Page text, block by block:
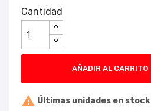
Cantidad
AÑADIR AL CARRITO
 Últimas unidades en stock